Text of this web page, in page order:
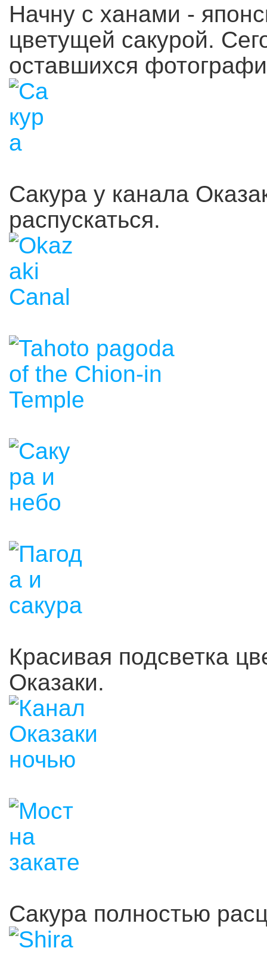
Начну с ханами -
цветущей сакурой.
оставшихся
Сакура у канала
распускаться.
Красивая подсветка
Оказаки.
Сакура полностью